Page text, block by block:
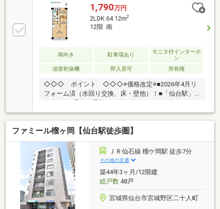
げて広々と使う事ができます【リフォーム内容】◆フ
ローリング張替（LDK・各洋室・廊下）◆クッション
フロア張替（トイレ・洗面） ◆全室壁・天井クロス張
替◆玄関タイル張替◆下駄箱交換◆巾木交換◆建具交
換◆電気温水器交換◆分電盤交換◆キッチン交換◆ユ
ニットバス交換（浴室乾燥機付）◆トイレ・温水洗浄
便座交換◆洗面化粧台交換◆洗濯パン・洗濯水栓交換
◆各部屋照明取り付け◆室内配管交換 等
1,790万円
2LDK 64.12m2
12階 南
南向き 駐車場あり
モニタ付インターホ
ン
浴室乾燥機
即入居可 所有権
◇◇◇ ポイント ◇◇◇※価格改定※■2026年4月リ
フォーム済（水回り交換、床・壁他）！■「仙台駅」
徒歩9分で通学・通勤・お買い物のアクセス良好！■使
いやすいサイズの2LDK！少人数でのお住まいにもオス
スメ♪■南向きバルコニーにて陽当たり良好♪■各居室収
納付き！■商業地域にて近隣にお店多数あり、お買い
物に便利！生活環境充実！■東六番丁小学校・五条中
学校 共に徒歩圏内でお子様の通学も安心ですまずは
現地をご覧いただき、スペースや雰囲気をご確認いた
だけますと幸いです。住宅ローンの融資や仮審査、支
払い計画も一緒に考えてお手伝いさせていただきま
す。お気軽にご相談ください♪
ファミール榴ヶ岡【仙台駅徒歩圏】
ＪＲ仙石線 榴ケ岡駅 徒歩7分
その他の交通
築44年3ヶ月/12階建
総戸数48戸
宮城県仙台市宮城野区二十人町